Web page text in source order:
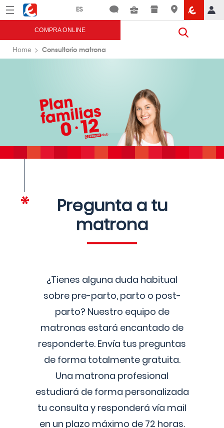
Menú Eroski
COMPRA ONLINE
Home Consultorio matrona
Pregunta a tu
matrona
¿Tienes alguna duda habitual
sobre pre-parto, parto o post-
parto? Nuestro equipo de
matronas estará encantado de
responderte. Envía tus preguntas
de forma totalmente gratuita.
Una matrona profesional
estudiará de forma personalizada
tu consulta y responderá vía mail
en un plazo máximo de 72 horas.